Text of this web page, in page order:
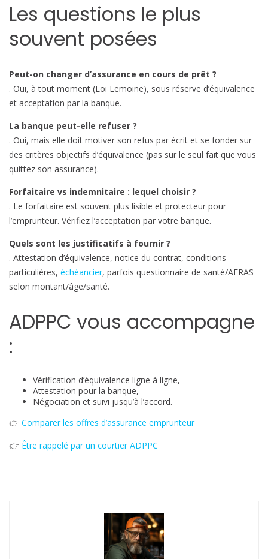
Les questions le plus
souvent posées
Peut-on changer d’assurance en cours de prêt ?
. Oui, à tout moment (Loi Lemoine), sous réserve d’équivalence
et acceptation par la banque.
La banque peut-elle refuser ?
. Oui, mais elle doit motiver son refus par écrit et se fonder sur
des critères objectifs d’équivalence (pas sur le seul fait que vous
quittez son assurance).
Forfaitaire vs indemnitaire : lequel choisir ?
. Le forfaitaire est souvent plus lisible et protecteur pour
l’emprunteur. Vérifiez l’acceptation par votre banque.
Quels sont les justificatifs à fournir ?
. Attestation d’équivalence, notice du contrat, conditions
particulières, échéancier, parfois questionnaire de santé/AERAS
selon montant/âge/santé.
ADPPC vous accompagne
:
Vérification d’équivalence ligne à ligne,
Attestation pour la banque,
Négociation et suivi jusqu’à l’accord.
👉 Comparer les offres d’assurance emprunteur
👉 Être rappelé par un courtier ADPPC